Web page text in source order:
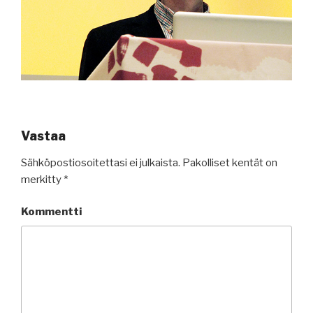
Vastaa
Sähköpostiosoitettasi ei julkaista. Pakolliset kentät on
merkitty *
Kommentti